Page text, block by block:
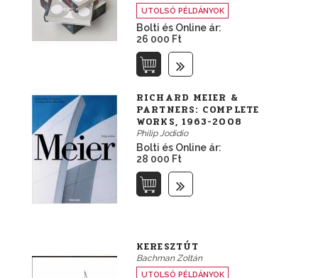
UTOLSÓ PÉLDÁNYOK
Bolti és Online ár:
26 000 Ft
RICHARD MEIER &
PARTNERS: COMPLETE
WORKS, 1963-2008
Philip Jodidio
Bolti és Online ár:
28 000 Ft
KERESZTÚT
Bachman Zoltán
UTOLSÓ PÉLDÁNYOK